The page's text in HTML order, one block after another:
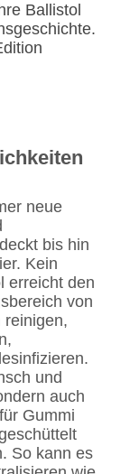
Ballistol
neue
bis hin
Kein
erreicht den
von
reinigen,
und
auch
Gummi
So kann es